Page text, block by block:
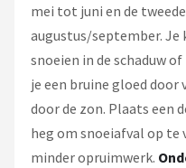
mei tot juni en de
augustus/september. Je
snoeien in de schaduw
je een bruine gloed door
door de zon. Plaats een
heg om snoeiafval op te
minder opruimwerk.